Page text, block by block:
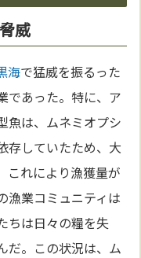
威
海で猛威を振るった
であった。特に、ア
魚は、ムネミオプシ
存していたため、大
これにより漁獲量が
漁業コミュニティは
ちは日々の糧を失
だ。この状況は、ム